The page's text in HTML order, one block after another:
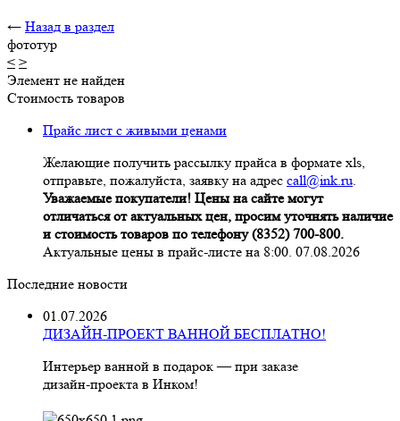
← Назад в раздел
фототур
< >
Элемент не найден
Стоимость товаров
Прайс лист с живыми ценами
Желающие получить рассылку прайса в формате xls,
отправьте, пожалуйста, заявку на адрес call@ink.ru.
Уважаемые покупатели! Цены на сайте могут
отличаться от актуальных цен, просим уточнять наличие
и стоимость товаров по телефону (8352) 700-800.
Актуальные цены в прайс-листе на 8:00. 07.08.2026
Последние новости
01.07.2026
ДИЗАЙН-ПРОЕКТ ВАННОЙ БЕСПЛАТНО!
Интерьер ванной в подарок — при заказе
дизайн‑проекта в Инком!